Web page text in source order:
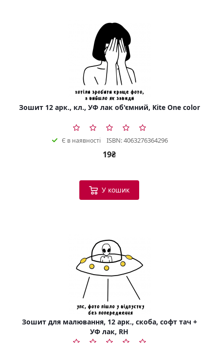
Зошит 12 арк., кл., УФ лак об'ємний, Kite One color
Є в наявності ISBN: 4063276364296
19₴
У кошик
Зошит для малювання, 12 арк., скоба, софт тач +
УФ лак, RH